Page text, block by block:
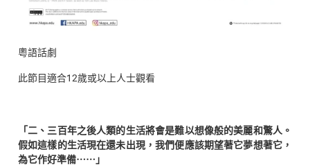
粵語話劇
此節目適合12歲或以上人士觀看
「二、三百年之後人類的生活將會是難以想像般的美麗和驚人。
假如這樣的生活現在還未出現，我們便應該期望著它夢想著它，
為它作好準備⋯⋯」